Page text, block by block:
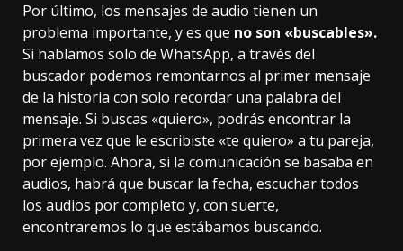
Por último, los mensajes de audio tienen un
problema importante, y es que no son «buscables».
Si hablamos solo de WhatsApp, a través del
buscador podemos remontarnos al primer mensaje
de la historia con solo recordar una palabra del
mensaje. Si buscas «quiero», podrás encontrar la
primera vez que le escribiste «te quiero» a tu pareja,
por ejemplo. Ahora, si la comunicación se basaba en
audios, habrá que buscar la fecha, escuchar todos
los audios por completo y, con suerte,
encontraremos lo que estábamos buscando.